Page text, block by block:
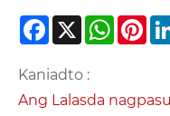
Facebook
X
Kaniadto :
Ang Lalasda